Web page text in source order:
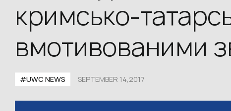
кримсько-
вмотивованими
#UWC NEWS SEPTEMBER 14,2017